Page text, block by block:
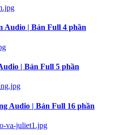
Audio | Bản Full 4 phần
| Bản Full 5 phần
Audio | Bản Full 16 phần